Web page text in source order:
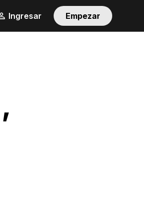
Ingresar Empezar
,